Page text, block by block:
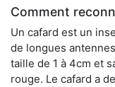
Comment
Un cafard est un
de longues
taille de 1 à 4cm et
rouge. Le cafard a